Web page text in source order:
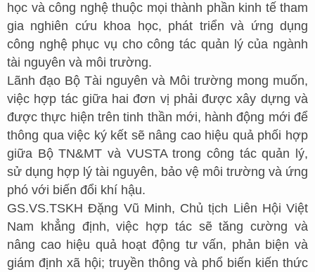
học và công nghệ thuộc mọi thành phần kinh tế tham
gia nghiên cứu khoa học, phát triển và ứng dụng
công nghệ phục vụ cho công tác quản lý của ngành
tài nguyên và môi trường.
Lãnh đạo Bộ Tài nguyên và Môi trường mong muốn,
việc hợp tác giữa hai đơn vị phải được xây dựng và
được thực hiện trên tinh thần mới, hành động mới để
thông qua việc ký kết sẽ nâng cao hiệu quả phối hợp
giữa Bộ TN&MT và VUSTA trong công tác quản lý,
sử dụng hợp lý tài nguyên, bảo vệ môi trường và ứng
phó với biến đổi khí hậu.
GS.VS.TSKH Đặng Vũ Minh, Chủ tịch Liên Hội Việt
Nam khẳng định, việc hợp tác sẽ tăng cường và
nâng cao hiệu quả hoạt động tư vấn, phản biện và
giám định xã hội; truyền thông và phổ biến kiến thức